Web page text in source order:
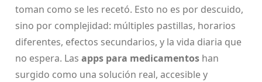
toman como se les recetó. Esto no es por descuido,
sino por complejidad: múltiples pastillas, horarios
diferentes, efectos secundarios, y la vida diaria que
no espera. Las apps para medicamentos han
surgido como una solución real, accesible y